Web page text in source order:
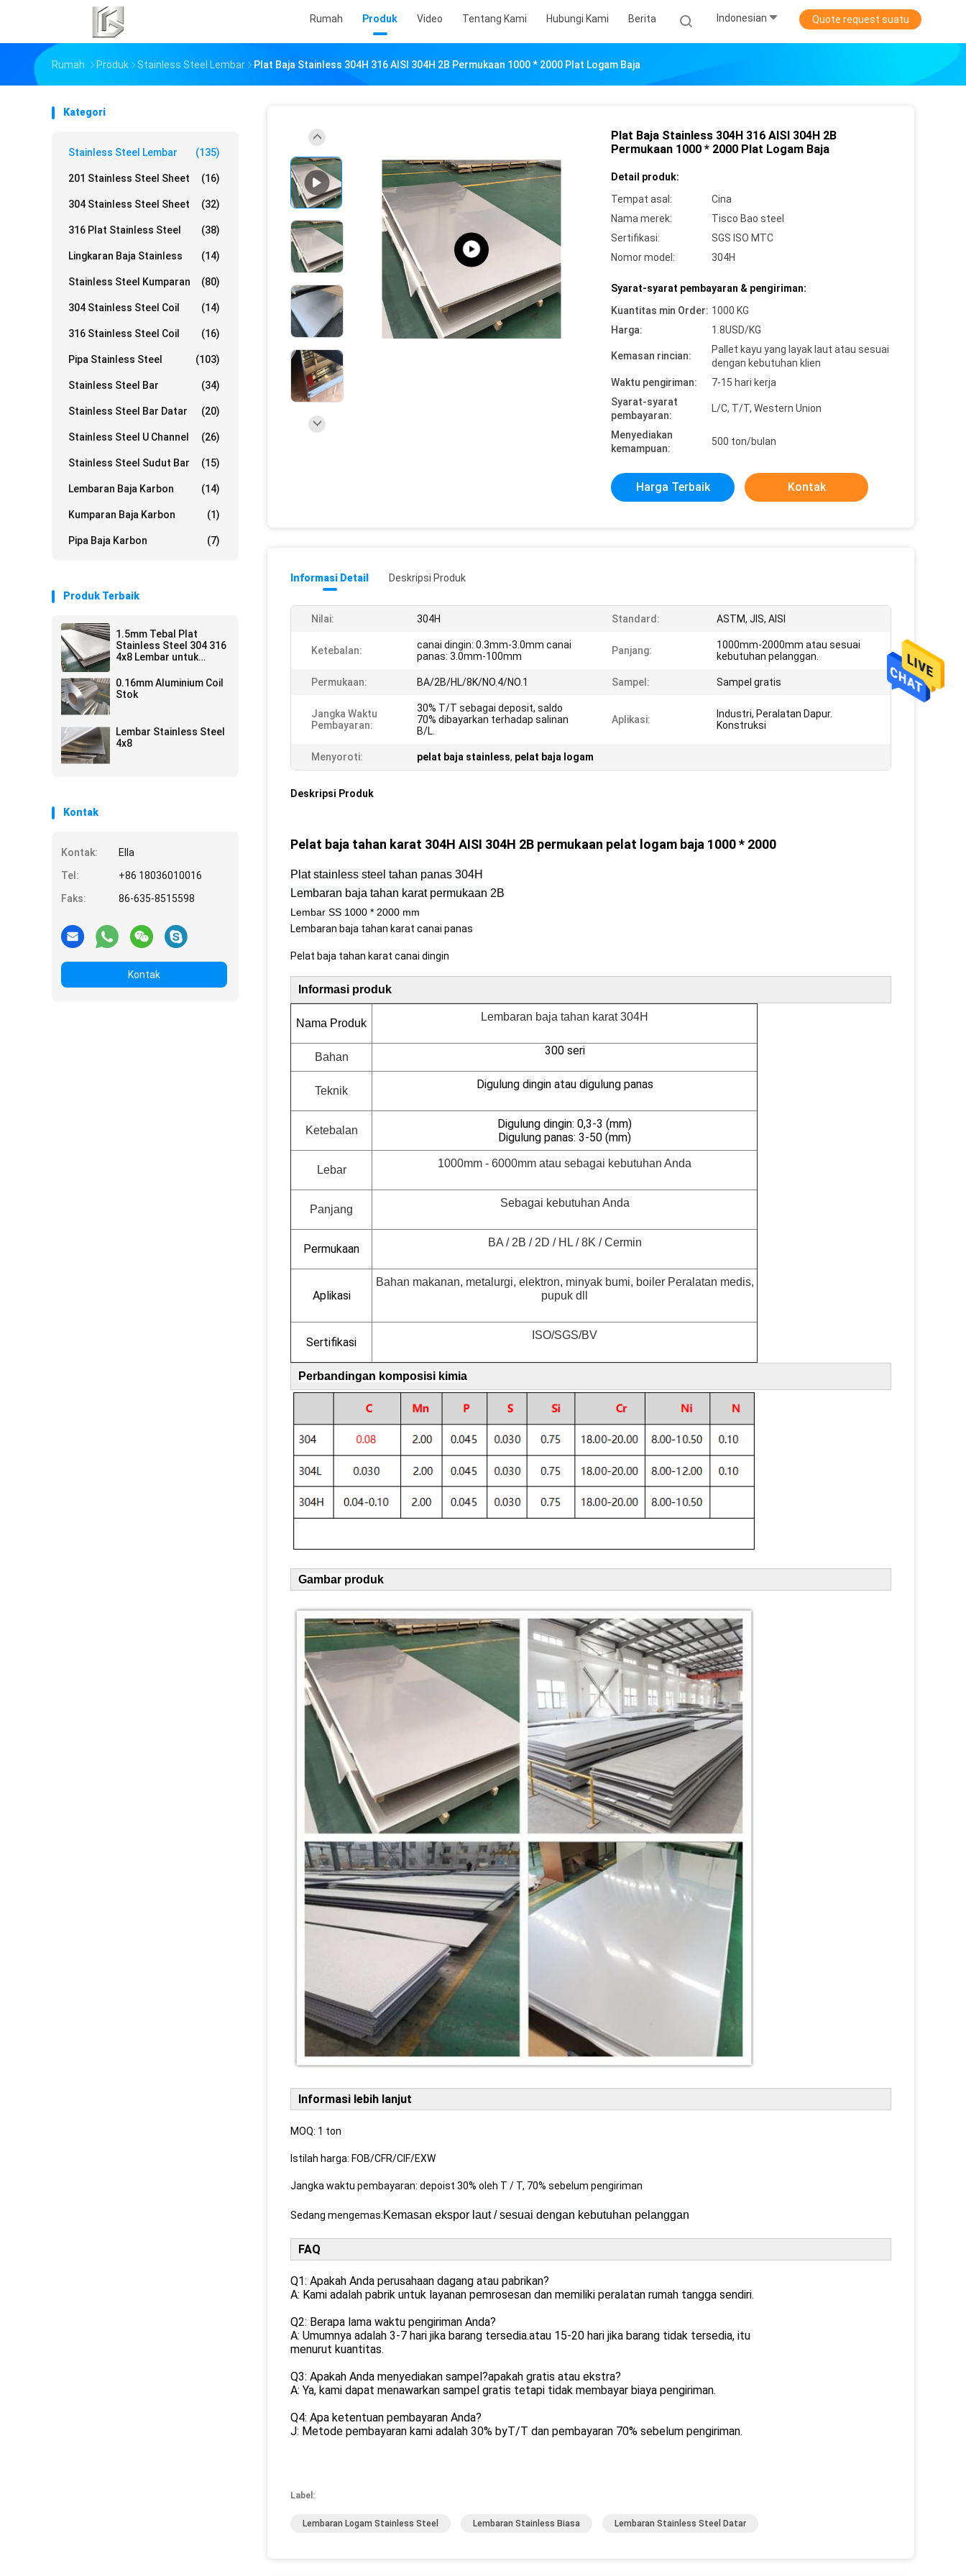
Rumah Produk Video Tentang Kami Hubungi Kami Berita Indonesian Quote request suatu
Rumah Produk Stainless Steel Lembar Plat Baja Stainless 304H 316 AISI 304H 2B Permukaan 1000 * 2000 Plat Logam Baja
Kategori
Stainless Steel Lembar (135)
201 Stainless Steel Sheet (16)
304 Stainless Steel Sheet (32)
316 Plat Stainless Steel (38)
Lingkaran Baja Stainless (14)
Stainless Steel Kumparan (80)
304 Stainless Steel Coil (14)
316 Stainless Steel Coil (16)
Pipa Stainless Steel (103)
Stainless Steel Bar (34)
Stainless Steel Bar Datar (20)
Stainless Steel U Channel (26)
Stainless Steel Sudut Bar (15)
Lembaran Baja Karbon (14)
Kumparan Baja Karbon (1)
Pipa Baja Karbon (7)
Produk Terbaik
1.5mm Tebal Plat
Stainless Steel 304 316
4x8 Lembar untuk
Harga
0.16mm Aluminium Coil
Stok
Lembar Stainless Steel
4x8
Kontak
Kontak:
Ella
Tel:
+86 18036010016
Faks:
86-635-8515598
Kontak
Plat Baja Stainless 304H 316 AISI 304H 2B
Permukaan 1000 * 2000 Plat Logam Baja
Detail produk:
Tempat asal:
Cina
Nama merek:
Tisco Bao steel
Sertifikasi:
SGS ISO MTC
Nomor model:
304H
Syarat-syarat pembayaran & pengiriman:
Kuantitas min Order: 1000 KG
Harga:
1.8USD/KG
Kemasan rincian:
Pallet kayu yang layak laut atau sesuai
dengan kebutuhan klien
Waktu pengiriman:
7-15 hari kerja
Syarat-syarat
pembayaran:
L/C, T/T, Western Union
Menyediakan
kemampuan:
500 ton/bulan
Harga Terbaik Kontak
Informasi Detail Deskripsi Produk
Nilai: 304H Standard: ASTM, JIS, AISI
Ketebalan:
canai dingin: 0.3mm-3.0mm canai
panas: 3.0mm-100mm
Panjang:
1000mm-2000mm atau sesuai
kebutuhan pelanggan.
Permukaan: BA/2B/HL/8K/NO.4/NO.1 Sampel: Sampel gratis
Jangka Waktu
Pembayaran:
30% T/T sebagai deposit, saldo
70% dibayarkan terhadap salinan
B/L.
Aplikasi:
Industri, Peralatan Dapur.
Konstruksi
Menyoroti: pelat baja stainless, pelat baja logam
Deskripsi Produk
Pelat baja tahan karat 304H AISI 304H 2B permukaan pelat logam baja 1000 * 2000
Plat stainless steel tahan panas 304H
Lembaran baja tahan karat permukaan 2B
Lembar SS 1000 * 2000 mm
Lembaran baja tahan karat canai panas
Pelat baja tahan karat canai dingin
Informasi produk
Nama Produk
Lembaran baja tahan karat 304H
Bahan 300 seri
Teknik Digulung dingin atau digulung panas
Ketebalan
Digulung dingin: 0,3-3 (mm)
Digulung panas: 3-50 (mm)
Lebar
1000mm - 6000mm atau sebagai kebutuhan Anda
Panjang
Sebagai kebutuhan Anda
Permukaan BA / 2B / 2D / HL / 8K / Cermin
Aplikasi
Bahan makanan, metalurgi, elektron, minyak bumi, boiler Peralatan medis,
pupuk dll
Sertifikasi
ISO/SGS/BV
Perbandingan komposisi kimia
Gambar produk
Informasi lebih lanjut
MOQ: 1 ton
Istilah harga: FOB/CFR/CIF/EXW
Jangka waktu pembayaran: depoist 30% oleh T / T, 70% sebelum pengiriman
Sedang mengemas:Kemasan ekspor laut / sesuai dengan kebutuhan pelanggan
FAQ
Q1: Apakah Anda perusahaan dagang atau pabrikan?
A: Kami adalah pabrik untuk layanan pemrosesan dan memiliki peralatan rumah tangga sendiri.
Q2: Berapa lama waktu pengiriman Anda?
A: Umumnya adalah 3-7 hari jika barang tersedia.atau 15-20 hari jika barang tidak tersedia, itu
menurut kuantitas.
Q3: Apakah Anda menyediakan sampel?apakah gratis atau ekstra?
A: Ya, kami dapat menawarkan sampel gratis tetapi tidak membayar biaya pengiriman.
Q4: Apa ketentuan pembayaran Anda?
J: Metode pembayaran kami adalah 30% byT/T dan pembayaran 70% sebelum pengiriman.
Label:
Lembaran Logam Stainless Steel Lembaran Stainless Biasa Lembaran Stainless Steel Datar